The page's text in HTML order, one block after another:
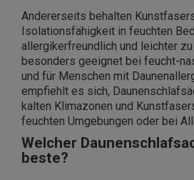
Andererseits behalten
Isolationsfähigkeit in feuchten
allergikerfreundlich und leichter
besonders geeignet bei feucht-
und für Menschen mit
empfiehlt es sich,
kalten Klimazonen und
feuchten Umgebungen oder bei
Welcher
beste?